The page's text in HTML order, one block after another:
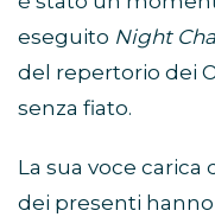
eseguito Night
del repertorio dei
senza fiato.
La sua voce carica
dei presenti